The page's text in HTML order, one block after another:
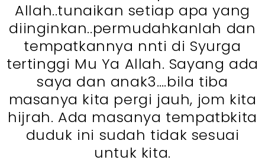
Allah..tunaikan setiap apa yang
diinginkan..permudahkanlah dan
tempatkannya nnti di Syurga
tertinggi Mu Ya Allah. Sayang ada
saya dan anak3….bila tiba
masanya kita pergi jauh, jom kita
hijrah. Ada masanya tempatbkita
duduk ini sudah tidak sesuai
untuk kita.